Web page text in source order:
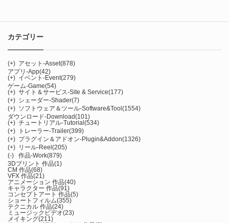
カテゴリー
(+) アセット-Asset(878)
アプリ-App(42)
(+) イベント-Event(279)
ゲーム-Game(54)
(+) サイト＆サービス-Site & Service(177)
(+) シェーダー-Shader(7)
(+) ソフトウェア＆ツール-Software&Tool(1554)
ダウンロード-Download(101)
(+) チュートリアル-Tutorial(534)
(+)
トレーラー-Trailer(399)
(+) プラグイン＆アドオン-Plugin&Addon(1326)
(+) リール-Reel(205)
(-)
作品-Work(879)
3Dプリント 作品(1)
CM 作品(68)
VFX 作品(21)
アニメーション 作品(40)
キャラクター 作品(91)
コンセプトアート 作品(5)
ショートフィルム(355)
テクニカル 作品(24)
ミュージックビデオ(23)
メイキング(211)